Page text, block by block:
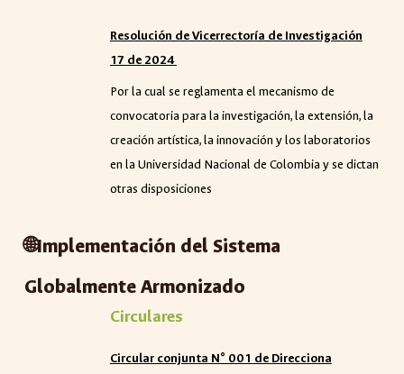
Resolución de Vicerrectoría de Investigación
17 de2024
Por la cual se reglamenta el mecanismo de
convocatoria para la investigación, la extensión, la
creación artística, la innovación y los laboratorios
en la Universidad Nacional de Colombia y se dictan
otras disposiciones
🌐Implementación del Sistema
Globalmente Armonizado
Circulares
Circular conjunta N° 001 de Direcciona